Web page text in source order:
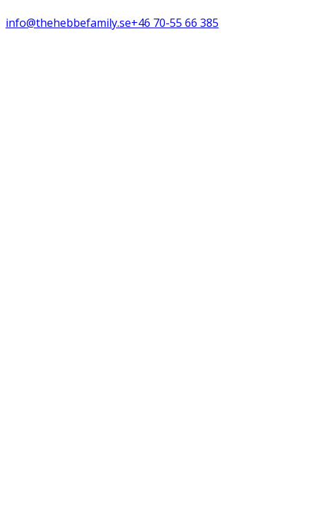
info@thehebbefamily.se+46 70-55 66 385